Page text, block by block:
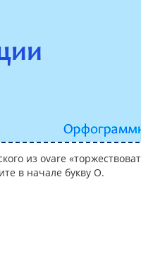
из ovare
в начале букву О.